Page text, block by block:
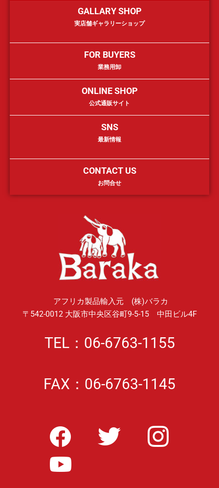
GALLARY SHOP
実店舗ギャラリーショップ
FOR BUYERS
業務用卸
ONLINE SHOP
公式通販サイト
SNS
最新情報
CONTACT US
お問合せ
アフリカ製品輸入元 (株)バラカ
〒542-0012 大阪市中央区谷町9-5-15 中田ビル4F
TEL：06-6763-1155
FAX：06-6763-1145